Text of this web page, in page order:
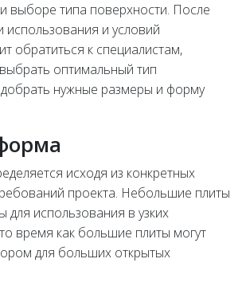
выборе типа поверхности. После
использования и условий
обратиться к специалистам,
оптимальный тип
нужные размеры и форму
исходя из конкретных
проекта. Небольшие плиты
для использования в узких
время как большие плиты могут
для больших открытых